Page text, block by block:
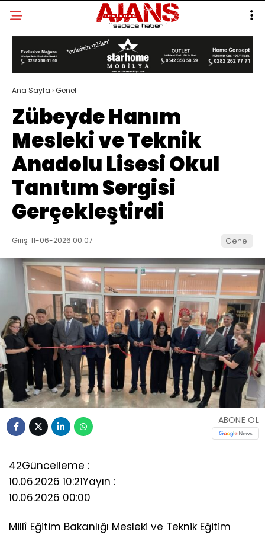
Ana Sayfa ›Genel
Zübeyde Hanım
Mesleki ve Teknik
Anadolu Lisesi Okul
Tanıtım Sergisi
Gerçekleştirdi
Giriş: 11-06-2026 00:07 Genel
ABONE OL
42Güncelleme :
10.06.2026 10:21Yayın :
10.06.2026 00:00
Millî Eğitim Bakanlığı Mesleki ve Teknik Eğitim